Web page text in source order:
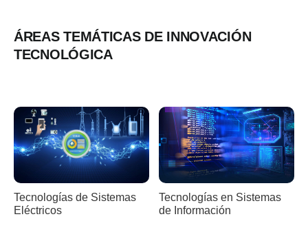
ÁREAS TEMÁTICAS DE INNOVACIÓN
TECNOLÓGICA
Tecnologías de Sistemas
Eléctricos
Tecnologías en Sistemas
de Información